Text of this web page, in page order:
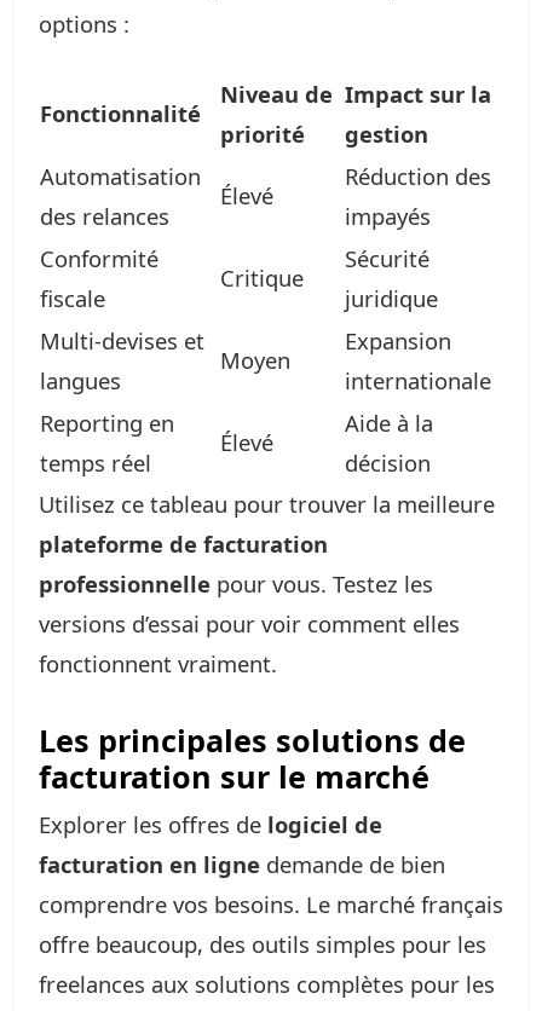
options :
Fonctionnalité
Niveau de
priorité
Impact sur la
gestion
Automatisation
des relances
Élevé
Réduction des
impayés
Conformité
fiscale
Critique
Sécurité
juridique
Multi-devises et
langues
Moyen
Expansion
internationale
Reporting en
temps réel
Élevé
Aide à la
décision
Utilisez ce tableau pour trouver la meilleure
plateforme de facturation
professionnelle pour vous. Testez les
versions d’essai pour voir comment elles
fonctionnent vraiment.
Les principales solutions de
facturation sur le marché
Explorer les offres de logiciel de
facturation en ligne demande de bien
comprendre vos besoins. Le marché français
offre beaucoup, des outils simples pour les
freelances aux solutions complètes pour les